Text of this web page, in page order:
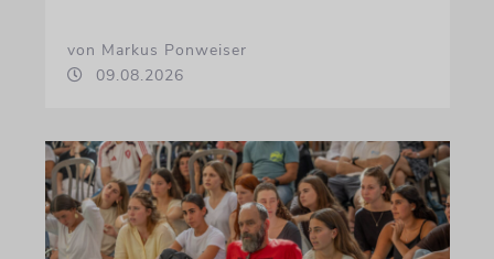
von Markus Ponweiser
09.08.2026